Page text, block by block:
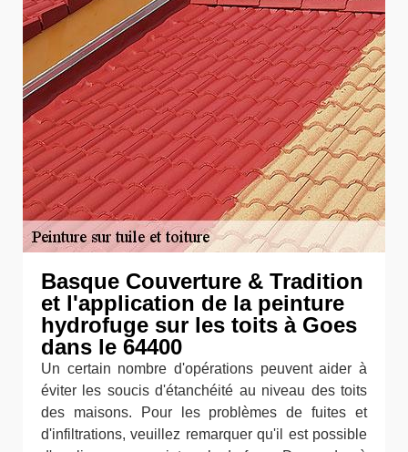
Basque Couverture & Tradition
et l'application de la peinture
hydrofuge sur les toits à Goes
dans le 64400
Un certain nombre d'opérations peuvent aider à
éviter les soucis d'étanchéité au niveau des toits
des maisons. Pour les problèmes de fuites et
d'infiltrations, veuillez remarquer qu'il est possible